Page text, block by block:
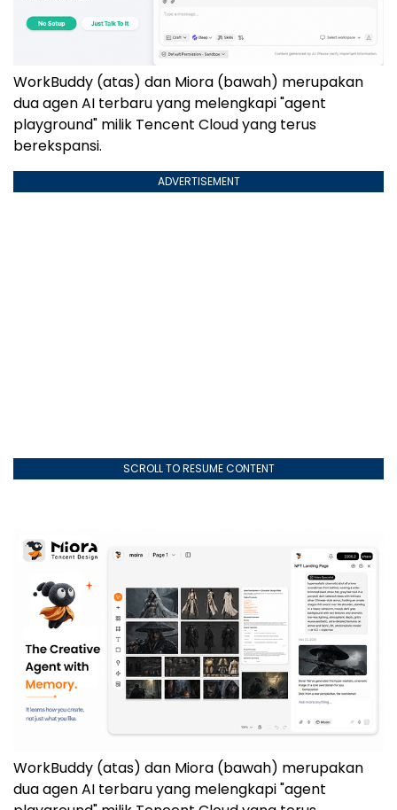
WorkBuddy (atas) dan Miora (bawah) merupakan
dua agen AI terbaru yang melengkapi "agent
playground" milik Tencent Cloud yang terus
berekspansi.
ADVERTISEMENT
SCROLL TO RESUME CONTENT
WorkBuddy (atas) dan Miora (bawah) merupakan
dua agen AI terbaru yang melengkapi "agent